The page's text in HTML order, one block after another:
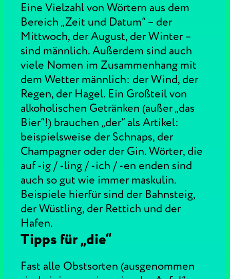
Eine Vielzahl von Wörtern aus dem
Bereich „Zeit und Datum“ – der
Mittwoch, der August, der Winter –
sind männlich. Außerdem sind auch
viele Nomen im Zusammenhang mit
dem Wetter männlich: der Wind, der
Regen, der Hagel. Ein Großteil von
alkoholischen Getränken (außer „das
Bier“!) brauchen „der“ als Artikel:
beispielsweise der Schnaps, der
Champagner oder der Gin. Wörter, die
auf -ig / -ling / -ich / -en enden sind
auch so gut wie immer maskulin.
Beispiele hierfür sind der Bahnsteig,
der Wüstling, der Rettich und der
Hafen.
Tipps für „die“
Fast alle Obstsorten (ausgenommen